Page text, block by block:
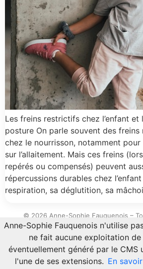
Les freins restrictifs chez l’enfant et
posture On parle souvent des
chez le nourrisson, notamment
sur l’allaitement. Mais ces freins
repérés ou compensés) peuvent
répercussions durables chez
respiration, sa déglutition, sa
© 2026 Anne-Sophie Fauquenois –
Anne-Sophie Fauquenois n'utilise
ne fait aucune exploitation
éventuellement généré par le CMS
l'une de ses extensions. En